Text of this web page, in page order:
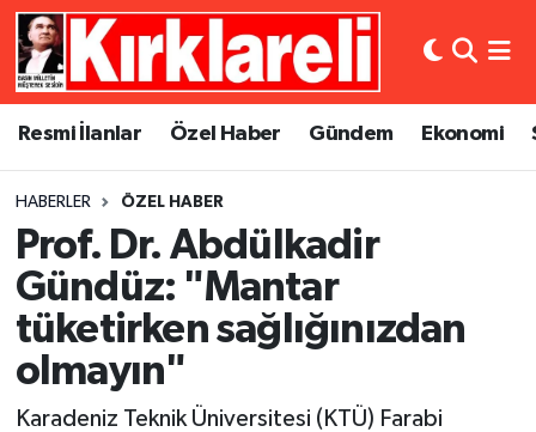
Resmi İlanlar Özel Haber Gündem Ekonomi
HABERLER ÖZEL HABER
Prof. Dr. Abdülkadir
Gündüz: "Mantar
tüketirken sağlığınızdan
olmayın"
Karadeniz Teknik Üniversitesi (KTÜ) Farabi
Resmi İlanlar
Gündem
Ekonomi
Siyaset
Spor
Asayiş
Dünya
Eğitim
Kültür Sanat
Magazin
Künye
Gizlilik Sözleşmesi
Merkez Nöbetçi Eczaneler
Merkez Trafik Yoğunluk Haritası
Süper Lig Puan Durumu ve Fikstür
Tüm Manşetler
Son Dakika Haberleri